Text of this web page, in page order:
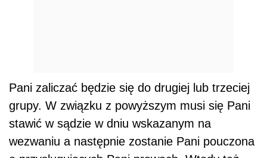
Pani zaliczać będzie się do drugiej lub trzeciej
grupy. W związku z powyższym musi się Pani
stawić w sądzie w dniu wskazanym na
wezwaniu a następnie zostanie Pani pouczona